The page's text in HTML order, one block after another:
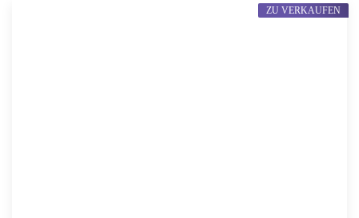
ZU VERKAUFEN